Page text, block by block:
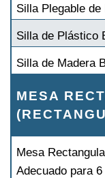
Silla Plegable
Silla de Plástico
Silla de Madera
MESA
Mesa
Adecuado para